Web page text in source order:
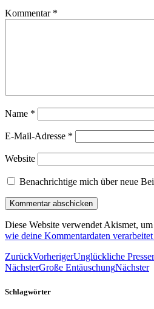
Kommentar *
Name *
E-Mail-Adresse *
Website
Benachrichtige mich über neue
Diese Website verwendet Akismet,
wie deine Kommentardaten
ZurückVorherigerUnglückliche
NächsterGroße EntäuschungNächster
Schlagwörter